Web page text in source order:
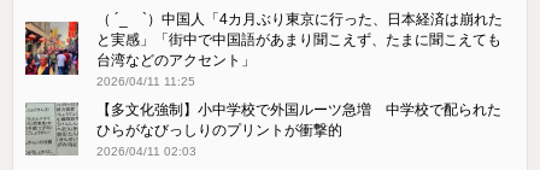
（ ´_ゝ`）中国人「4カ月ぶり東京に行った、日本経済は崩れた
と実感」「街中で中国語があまり聞こえず、たまに聞こえても
台湾などのアクセント」
2026/04/11 11:25
【多文化強制】小中学校で外国ルーツ急増 中学校で配られた
ひらがなびっしりのプリントが衝撃的
2026/04/11 02:03